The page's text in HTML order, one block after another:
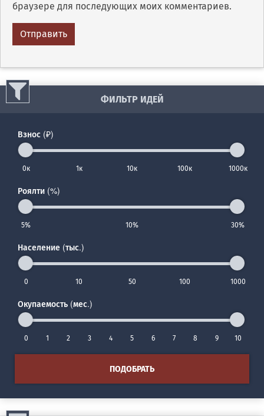
браузере для последующих моих комментариев.
ФИЛЬТР ИДЕЙ
Взнос (₽)
0к 1к 10к 100к 1000к
Роялти (%)
5% 10% 30%
Население (тыс.)
0 10 50 100 1000
Окупаемость (мес.)
0 1 2 3 4 5 6 7 8 9 10
ПОДОБРАТЬ